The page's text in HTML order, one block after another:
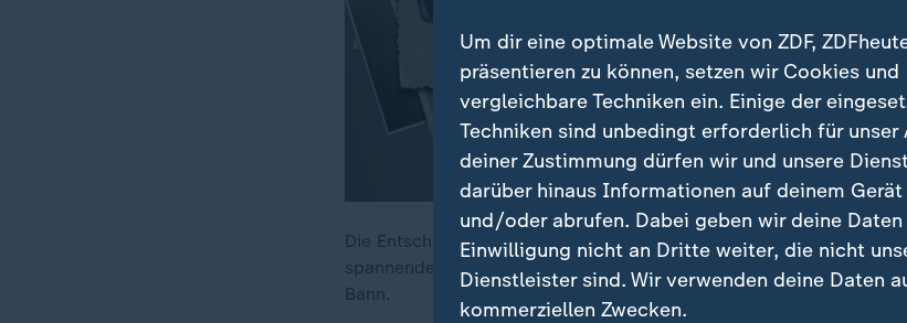
Die Entschlüsselung der Codes des Zodiac-Killers ist für Fayçal
spannendes Puzzle. Doch der ungelöste Fall des Serienkillers zieht
Bann.
Um dir eine optimale Website von ZDF,
präsentieren zu können, setzen wir Cookies und
vergleichbare Techniken ein. Einige der
Techniken sind unbedingt erforderlich für
deiner Zustimmung dürfen wir und unsere
darüber hinaus Informationen auf deinem
und/oder abrufen. Dabei geben wir deine
Einwilligung nicht an Dritte weiter, die nicht
Dienstleister sind. Wir verwenden deine Daten
kommerziellen Zwecken.